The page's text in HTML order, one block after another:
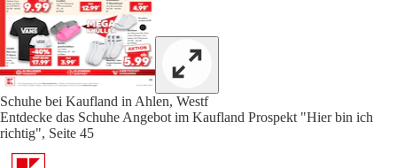
Schuhe bei Kaufland in Ahlen, Westf
Entdecke das Schuhe Angebot im Kaufland Prospekt "Hier bin ich
richtig", Seite 45